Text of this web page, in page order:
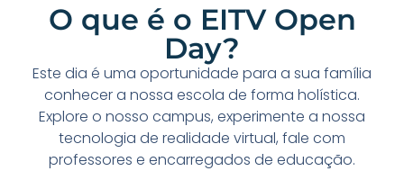
O que é o EITV Open
Day?
Este dia é uma oportunidade para a sua família
conhecer a nossa escola de forma holística.
Explore o nosso campus, experimente a nossa
tecnologia de realidade virtual, fale com
professores e encarregados de educação.